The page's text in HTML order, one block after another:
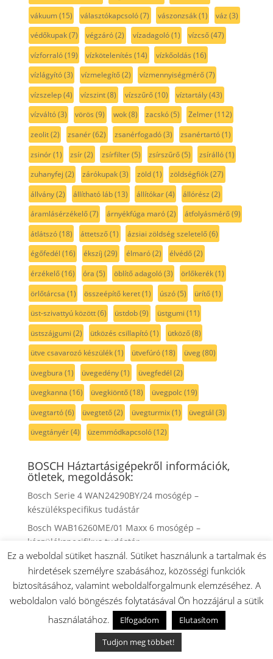
vákuum(15) választókapcsoló(7) vászonzsák(1) váz (3)
védőkupak(7) végzáró(2) vízadagoló(1) vízcső(47)
vízforraló(19) vízkötelenítés (14) vízkőoldás (16)
vízlágyító(3) vízmelegítő(2) vízmennyiségmérő(7)
vízszelep(4) vízszint(8) vízszűrő(10) víztartály(43)
vízváltó(3) vörös (9) wok(8) zacskó(5) Zelmer(112)
zeolit(2) zsanér(62) zsanérfogadó(3) zsanértartó(1)
zsinór(1) zsír(2) zsírfilter(5) zsírszűrő(5) zsírálló(1)
zuhanyfej (2) zárókupak(3) zöld(1) zöldségfiók(27)
állvány(2) állítható láb(13) állítókar(4) állórész (2)
áramlásérzékelő(7) árnyékfúga maró(2) átfolyásmérő(9)
átlátszó(18) áttetsző(1) ázsiai zöldség szeletelő(6)
égőfedél (16) ékszíj (29) élmaró(2) élvédő(2)
érzékelő(16) óra (5) öblítő adagoló(3) örlőkerék(1)
örlőtárcsa (1) összeépítő keret(1) úszó(5) ürítő(1)
üst-szivattyú között(6) üstdob(9) üstgumi (11)
üstszájgumi (2) ütközés csillapító(1) ütköző(8)
ütve csavarozó készülék(1) ütvefúró(18) üveg(80)
üvegbura (1) üvegedény(1) üvegfedél (2)
üvegkanna (16) üvegkiöntő(18) üvegpolc(19)
üvegtartó(6) üvegtető(2) üvegturmix(1) üvegtál (3)
üvegtányér(4) üzemmódkapcsoló(12)
BOSCH Háztartásigépekről információk,
ötletek, megoldások:
Bosch Serie 4 WAN24290BY/24 mosógép –
készülékspecifikus tudástár
Bosch WAB16260ME/01 Maxx 6 mosógép –
készülékspecifikus tudástár
Bosch WAB16060BY/04 Classixx 6 mosógép –
készülékspecifikus tudástár
Balay 3TS866EE/17 mosógép – készülékspecifikus
tudástár
Bosch HGV625253H/02 kombinált tűzhely –
készülékspecifikus tudástár
Ez a weboldal sütiket használ. Sütiket használunk a tartalmak és
hirdetések személyre szabásához, közösségi funkciók
biztosításához, valamint weboldalforgalmunk elemzéséhez. A
weboldalon való böngészés folytatásával Ön hozzájárul a sütik
használatához.
Elfogadom
Elutasítom
Tudjon meg többet!